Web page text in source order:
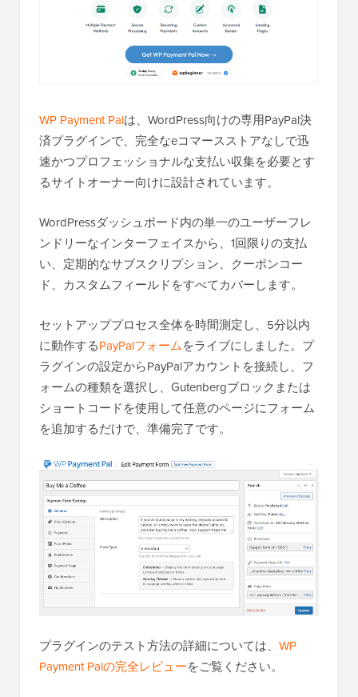
WP Payment Palは、WordPress向けの専用PayPal決
済プラグインで、完全なeコマースストアなしで迅
速かつプロフェッショナルな支払い収集を必要とす
るサイトオーナー向けに設計されています。
WordPressダッシュボード内の単一のユーザーフレ
ンドリーなインターフェイスから、1回限りの支払
い、定期的なサブスクリプション、クーポンコー
ド、カスタムフィールドをすべてカバーします。
セットアッププロセス全体を時間測定し、5分以内
に動作するPayPalフォームをライブにしました。プ
ラグインの設定からPayPalアカウントを接続し、フ
ォームの種類を選択し、Gutenbergブロックまたは
ショートコードを使用して任意のページにフォーム
を追加するだけで、準備完了です。
プラグインのテスト方法の詳細については、 WP
Payment Palの完全レビューをご覧ください。